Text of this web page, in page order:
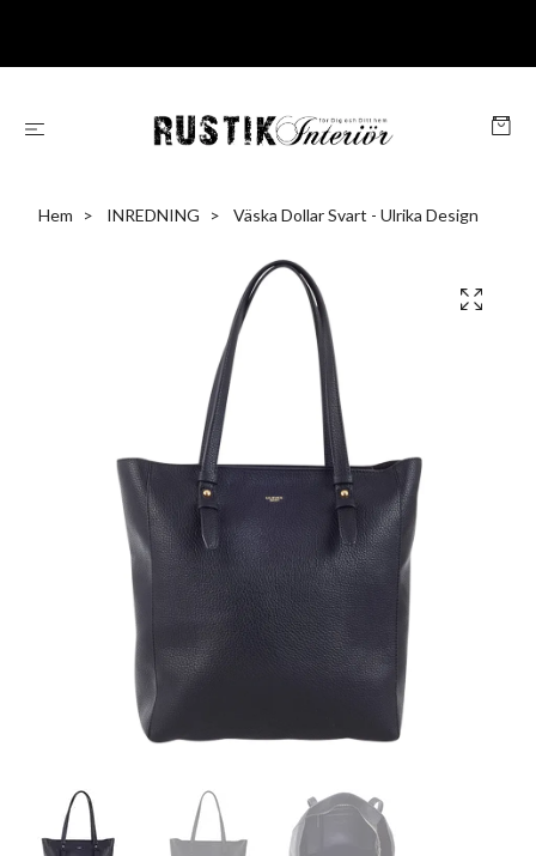
Hem INREDNING Väska Dollar Svart - Ulrika Design